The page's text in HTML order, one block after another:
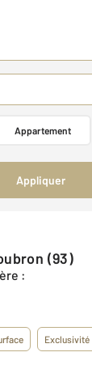
Appartement
Appliquer
(93)
:
Exclusivité